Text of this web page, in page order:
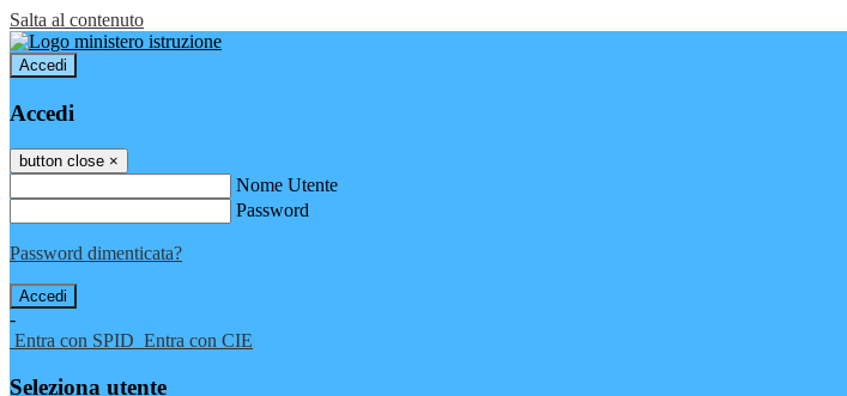
Salta al contenuto
Accedi
Accedi
button close ×
Nome Utente
Password
Password dimenticata?
-
Entra con SPID Entra con CIE
Seleziona utente